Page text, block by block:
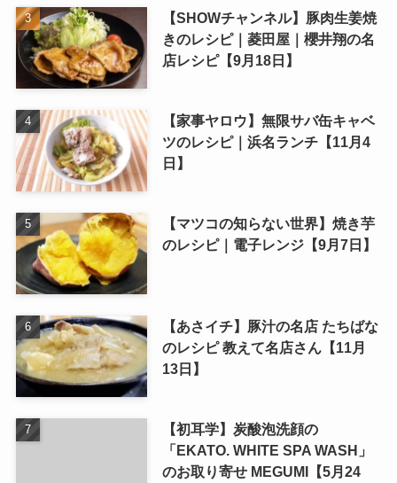
【SHOWチャンネル】豚肉生姜焼
きのレシピ｜菱田屋｜櫻井翔の名
店レシピ【9月18日】
【家事ヤロウ】無限サバ缶キャベ
ツのレシピ｜浜名ランチ【11月4
日】
【マツコの知らない世界】焼き芋
のレシピ｜電子レンジ【9月7日】
【あさイチ】豚汁の名店 たちばな
のレシピ 教えて名店さん【11月
13日】
【初耳学】炭酸泡洗顔の
「EKATO. WHITE SPA WASH」
のお取り寄せ MEGUMI【5月24